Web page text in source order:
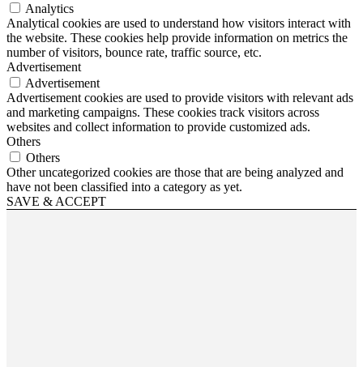
Analytics
Analytical cookies are used to understand how visitors interact with
the website. These cookies help provide information on metrics the
number of visitors, bounce rate, traffic source, etc.
Advertisement
Advertisement
Advertisement cookies are used to provide visitors with relevant ads
and marketing campaigns. These cookies track visitors across
websites and collect information to provide customized ads.
Others
Others
Other uncategorized cookies are those that are being analyzed and
have not been classified into a category as yet.
SAVE & ACCEPT